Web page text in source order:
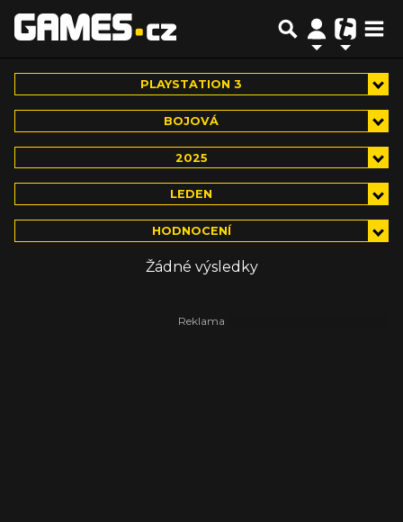
PLAYSTATION 3
BOJOVÁ
2025
LEDEN
HODNOCENÍ
Žádné výsledky